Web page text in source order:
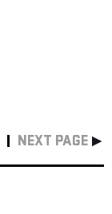
NEXT PAGE